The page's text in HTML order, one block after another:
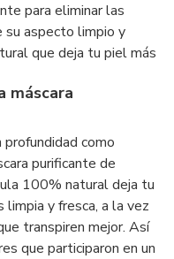
para eliminar las
aspecto limpio y
que deja tu piel más
máscara
como
purificante de
100% natural deja tu
limpia y fresca, a la vez
transpiren mejor. Así
que participaron en un